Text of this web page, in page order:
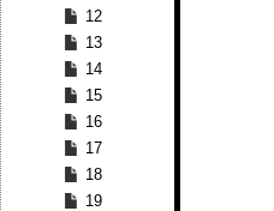
12
13
14
15
16
17
18
19